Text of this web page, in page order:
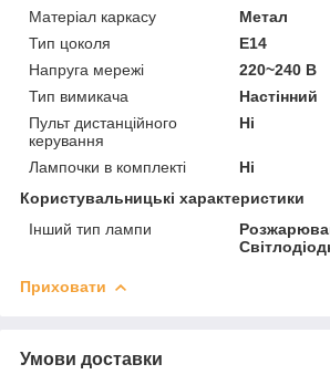
Матеріал каркасу
Метал
Тип цоколя
E14
Напруга мережі
220~240 В
Тип вимикача
Настінний
Пульт дистанційного
керування
Ні
Лампочки в комплекті
Ні
Користувальницькі характеристики
Інший тип лампи
Приховати
Умови доставки